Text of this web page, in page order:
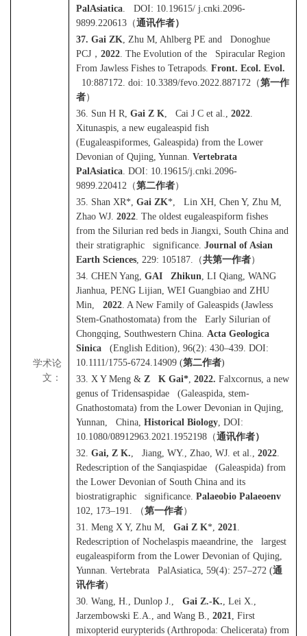
学术论
文：
PalAsiatica. DOI: 10.19615/ j.cnki.2096-
9899.220613 （通讯作者）
37. Gai ZK, Zhu M, Ahlberg PE and Donoghue
PCJ ， 2022. The Evolution of the Spiracular Region
From Jawless Fishes to Tetrapods. Front. Ecol. Evol.
10:887172. doi: 10.3389/fevo.2022.887172 （第一作
者）
36. Sun H R, Gai Z K, Cai J C et al., 2022.
Xitunaspis, a new eugaleaspid fish
(Eugaleaspiformes, Galeaspida) from the Lower
Devonian of Qujing, Yunnan. Vertebrata
PalAsiatica. DOI: 10.19615/j.cnki.2096-
9899.220412 （第二作者）
35. Shan XR*, Gai ZK*, Lin XH, Chen Y, Zhu M,
Zhao WJ. 2022. The oldest eugaleaspiform fishes
from the Silurian red beds in Jiangxi, South China and
their stratigraphic significance. Journal of Asian
Earth Sciences, 229: 105187. （共第一作者）
34. CHEN Yang, GAI Zhikun, LI Qiang, WANG
Jianhua, PENG Lijian, WEI Guangbiao and ZHU
Min, 2022. A New Family of Galeaspids (Jawless
Stem-Gnathostomata) from the Early Silurian of
Chongqing, Southwestern China. Acta Geologica
Sinica (English Edition), 96(2): 430–439. DOI:
10.1111/1755-6724.14909 (第二作者)
33. X Y Meng & Z K Gai*, 2022. Falxcornus, a new
genus of Tridensaspidae (Galeaspida, stem-
Gnathostomata) from the Lower Devonian in Qujing,
Yunnan, China, Historical Biology, DOI:
10.1080/08912963.2021.1952198 （通讯作者）
32. Gai, Z K., Jiang, WY., Zhao, WJ. et al., 2022.
Redescription of the Sanqiaspidae (Galeaspida) from
the Lower Devonian of South China and its
biostratigraphic significance. Palaeobio Palaeoenv
102, 173–191.
（第一作者）
31. Meng X Y, Zhu M, Gai Z K*, 2021.
Redescription of Nochelaspis maeandrine, the largest
eugaleaspiform from the Lower Devonian of Qujing,
Yunnan. Vertebrata PalAsiatica, 59(4): 257–272 (通
讯作者)
30. Wang, H., Dunlop J., Gai Z.-K., Lei X.,
Jarzembowski E.A., and Wang B., 2021, First
mixopterid eurypterids (Arthropoda: Chelicerata) from